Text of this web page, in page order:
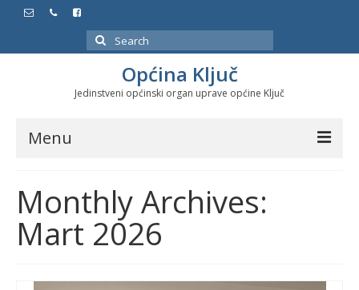
Search
for:
Općina Ključ
Jedinstveni općinski organ uprave općine Ključ
Menu
Službeni glasnici
Javne nabavke
Značajni datumi i manifestacije
Monthly Archives:
Mart 2026